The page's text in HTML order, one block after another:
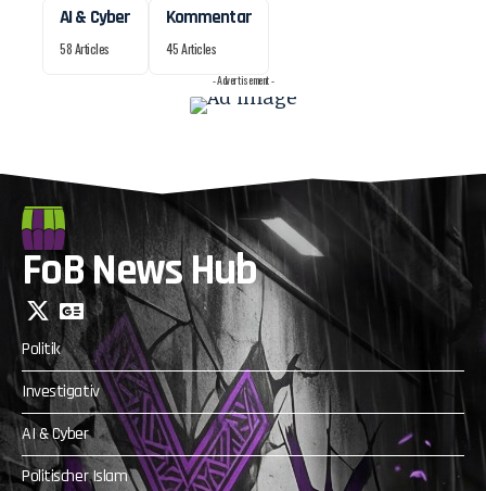
AI & Cyber
58 Articles
Kommentar
45 Articles
- Advertisement -
FoB News Hub
Politik
Investigativ
AI & Cyber
Politischer Islam